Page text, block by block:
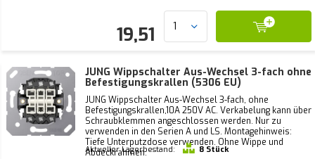
19,51
JUNG Wippschalter Aus-Wechsel 3-fach ohne
Befestigungskrallen (5306 EU)
JUNG Wippschalter Aus-Wechsel 3-fach, ohne
Befestigungskrallen,10A 250V AC. Verkabelung kann über
Schraubklemmen angeschlossen werden. Nur zu
verwenden in den Serien A und LS. Montagehinweis:
Tiefe Unterputzdose verwenden. Ohne Wippe und
Abdeckrahmen.
Aktueller Lagerbestand: 8 Stück